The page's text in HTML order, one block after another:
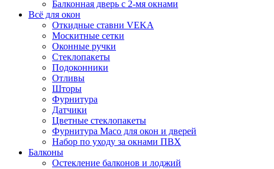
Балконная дверь с 2-мя окнами
Всё для окон
Откидные ставни VEKA
Москитные сетки
Оконные ручки
Стеклопакеты
Подоконники
Отливы
Шторы
Фурнитура
Датчики
Цветные стеклопакеты
Фурнитура Maco для окон и дверей
Набор по уходу за окнами ПВХ
Балконы
Остекление балконов и лоджий